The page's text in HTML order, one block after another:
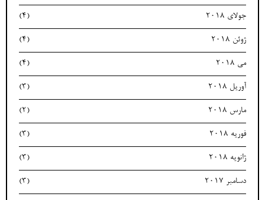
جولای 2018 (4)
ژوئن 2018 (4)
می 2018 (4)
آوریل 2018 (3)
مارس 2018 (2)
فوریه 2018 (3)
ژانویه 2018 (3)
دسامبر 2017 (3)